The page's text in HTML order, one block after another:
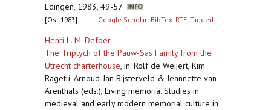
Edingen, 1983, 49-57
[Ost 1983] Google Scholar BibTex RTF Tagged
Henri L. M. Defoer
The Triptych of the Pauw-Sas Family from the
Utrecht charterhouse, in: Rolf de Weijert, Kim
Ragetli, Arnoud-Jan Bijsterveld & Jeannette van
Arenthals (eds.), Living memoria. Studies in
medieval and early modern memorial culture in